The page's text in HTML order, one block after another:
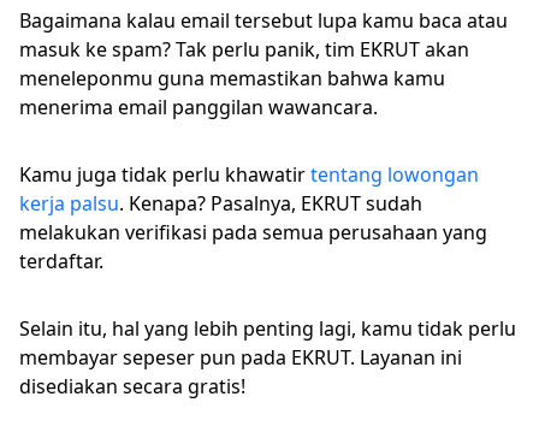
Bagaimana kalau email tersebut lupa kamu baca atau
masuk ke spam? Tak perlu panik, tim EKRUT akan
meneleponmu guna memastikan bahwa kamu
menerima email panggilan wawancara.
Kamu juga tidak perlu khawatirtentang lowongan
kerja palsu. Kenapa? Pasalnya, EKRUT sudah
melakukan verifikasi pada semua perusahaan yang
terdaftar.
Selain itu, hal yang lebih penting lagi, kamu tidak perlu
membayar sepeser pun pada EKRUT. Layanan ini
disediakan secara gratis!